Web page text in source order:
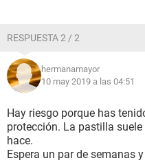
RESPUESTA 2 / 2
hermanamayor
10 may 2019 a las 04:51
Hay riesgo porque has
protección. La pastilla
hace.
Espera un par de semanas